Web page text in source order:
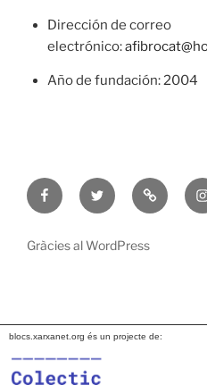
Dirección de correo
electrónico:
Año de fundación: 2004
Visita’ns
al
Twitter
DE
Gràcies al WordPress
blocs.xarxanet.org és un projecte de: